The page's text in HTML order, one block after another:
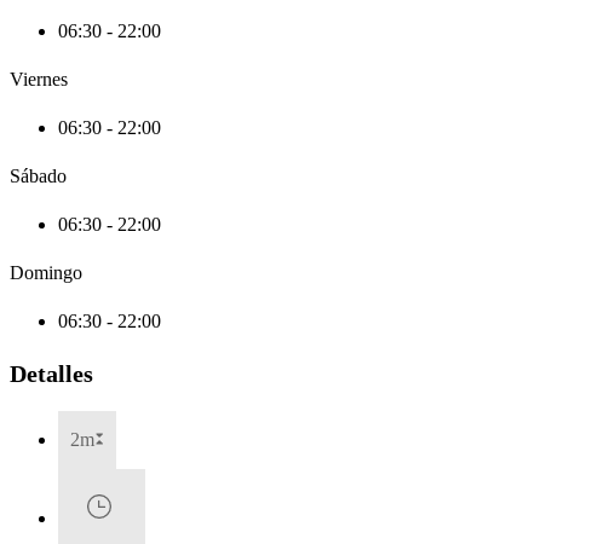
06:30 - 22:00
Viernes
06:30 - 22:00
Sábado
06:30 - 22:00
Domingo
06:30 - 22:00
Detalles
2m